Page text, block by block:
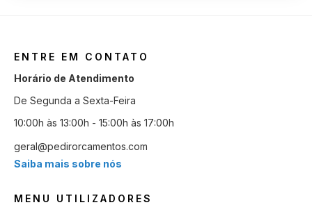
ENTRE EM CONTATO
Horário de Atendimento
De Segunda a Sexta-Feira
10:00h às 13:00h - 15:00h às 17:00h
geral@pedirorcamentos.com
Saiba mais sobre nós
MENU UTILIZADORES